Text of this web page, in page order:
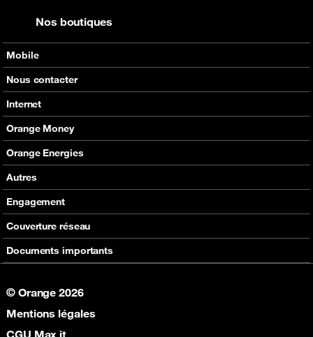
Mobile
Nos offres
Nos produits
Assistance
Nous contacter
Tous les contacts
En boutique
Internet
Nos offres
Nos produits
Assistance
Orange Money
Carte Visa Orange Money
Devenir partenaire Orange Money
Assistance
Orange Energies
Offres
Autres
SVA
Max it
Boutique
Engagement
RSE
Fondation Orange
Couverture réseau
Documents importants
Nos boutiques
© Orange 2026
Mentions légales
CGU Max it